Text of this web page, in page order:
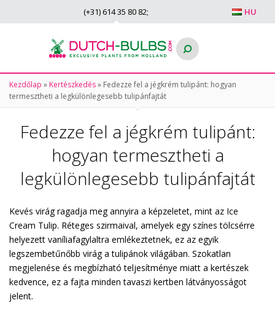
HU
(+31) 614 35 80 82;
Kezdőlap » Kertészkedés» Fedezze fel a jégkrém tulipánt: hogyan
termesztheti a legkülönlegesebb tulipánfajtát
Fedezze fel a jégkrém tulipánt:
hogyan termesztheti a
legkülönlegesebb tulipánfajtát
Kevés virág ragadja meg annyira a képzeletet, mint az Ice
Cream Tulip. Réteges szirmaival, amelyek egy színes tölcsérre
helyezett vaníliafagylaltra emlékeztetnek, ez az egyik
legszembetűnőbb virág a tulipánok világában. Szokatlan
megjelenése és megbízható teljesítménye miatt a kertészek
kedvence, ez a fajta minden tavaszi kertben látványosságot
jelent.